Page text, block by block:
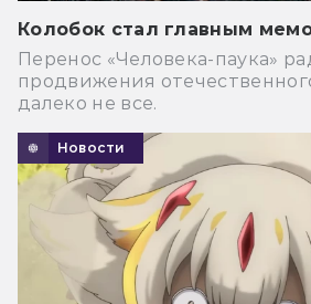
Колобок стал главным
Перенос «Человека-паука»
продвижения
далеко не все.
Новости